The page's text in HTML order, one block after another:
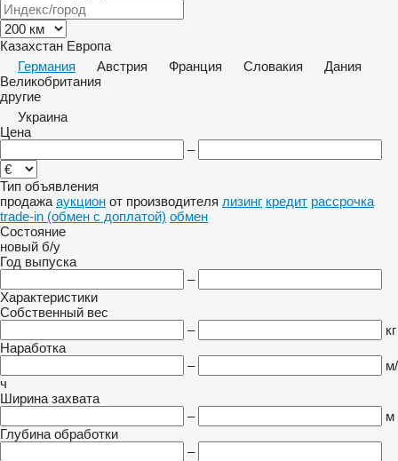
Казахстан Европа
Германия
Австрия Франция Словакия
Дания
Великобритания
другие
Украина
Цена
–
Тип объявления
продажа аукцион от производителя лизинг кредит рассрочка
trade-in (обмен с доплатой) обмен
Состояние
новый б/у
Год выпуска
–
Характеристики
Собственный вес
–
кг
Наработка
–
м/
ч
Ширина захвата
–
м
Глубина обработки
–